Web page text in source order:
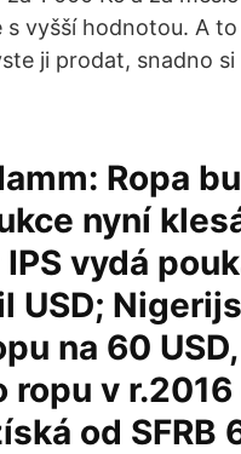
vyšší hodnotou. A
ji prodat, snadno
Ropa
nyní
vydá
USD;
na 60
v r.2016
od SFRB